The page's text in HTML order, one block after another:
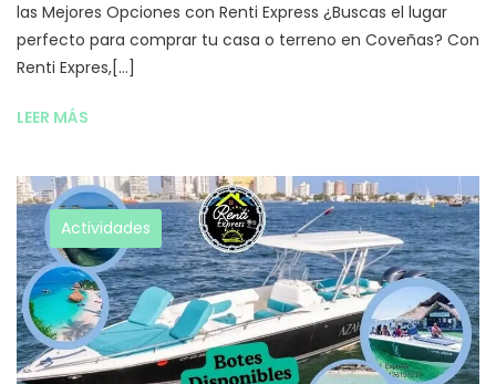
las Mejores Opciones con Renti Express ¿Buscas el lugar
perfecto para comprar tu casa o terreno en Coveñas? Con
Renti Expres,[...]
LEER MÁS
Actividades